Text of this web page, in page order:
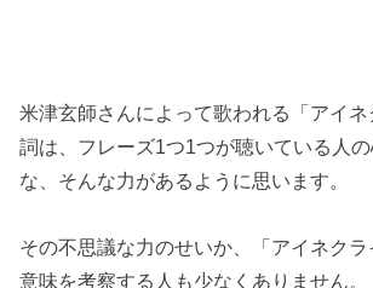
米津玄師さんによって歌われる「アイ
詞は、フレーズ1つ1つが聴いている人
な、そんな力があるように思います。
その不思議な力のせいか、「アイネク
意味を考察する人も少なくありません。